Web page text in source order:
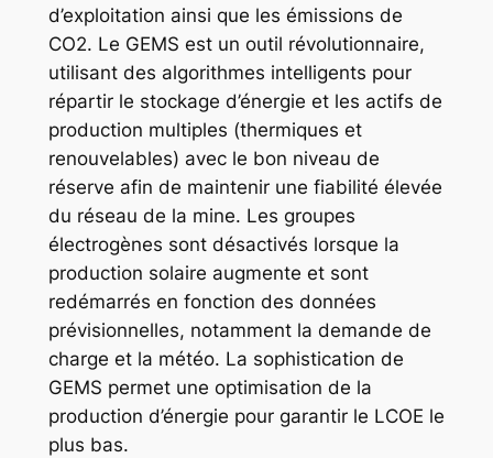
d’exploitation ainsi que les émissions de
CO2. Le GEMS est un outil révolutionnaire,
utilisant des algorithmes intelligents pour
répartir le stockage d’énergie et les actifs de
production multiples (thermiques et
renouvelables) avec le bon niveau de
réserve afin de maintenir une fiabilité élevée
du réseau de la mine. Les groupes
électrogènes sont désactivés lorsque la
production solaire augmente et sont
redémarrés en fonction des données
prévisionnelles, notamment la demande de
charge et la météo. La sophistication de
GEMS permet une optimisation de la
production d’énergie pour garantir le LCOE le
plus bas.